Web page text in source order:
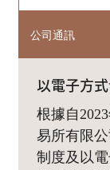
公司通訊
以電子方
根據自
易所有限
制度及以